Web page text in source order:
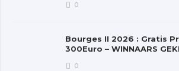
0
Bourges II 2026 : Gratis
300Euro – WINNAARS
0